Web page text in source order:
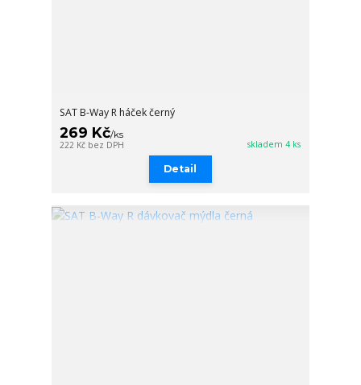
SAT B-Way R háček černý
269 Kč/ks
222 Kč bez DPH skladem 4 ks
Detail